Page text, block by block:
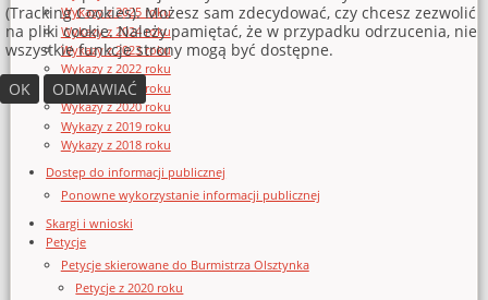
Wykazy z 2025 roku
Wykazy z 2024 roku
Wykazy z 2023 roku
Wykazy z 2022 roku
Wykazy z 2021 roku
Wykazy z 2020 roku
Wykazy z 2019 roku
Wykazy z 2018 roku
Dostęp do informacji publicznej
Ponowne wykorzystanie informacji publicznej
Skargi i wnioski
Petycje
Petycje skierowane do Burmistrza Olsztynka
Petycje z 2020 roku
(Tracking Cookies). Możesz sam zdecydować, czy chcesz zezwolić
na pliki cookie. Należy pamiętać, że w przypadku odrzucenia, nie
wszystkie funkcje strony mogą być dostępne.
OK
ODMAWIAĆ